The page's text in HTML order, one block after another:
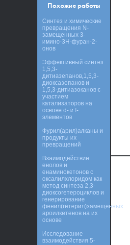
Похожие работы
Синтез и химические
превращения N-
замещенных 3-
имино-3Н-фуран-2-
онов
Эффективный синтез
1,5,3-
дитиазепанов,1,5,3-
диоксазепанов и
1,5,3-дитиазоканов с
участием
катализаторов на
основе d- и f-
элементов
Фурил(арил)алканы и
продукты их
превращений
Взаимодействие
енолов и
енаминокетонов с
оксалилхлоридом как
метод синтеза 2,3-
диоксогетероциклов и
генерирование
фенил(гетерил)замещенных
ароилкетенов на их
основе
Исследование
взаимодействия 5-